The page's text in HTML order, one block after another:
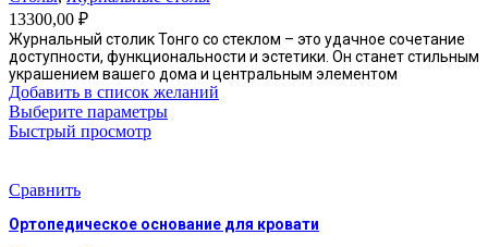
13300,00 ₽
Журнальный столик Тонго со стеклом – это удачное сочетание
доступности, функциональности и эстетики. Он станет стильным
украшением вашего дома и центральным элементом
Добавить в список желаний
Выберите параметрыЭтот
можно
Быстрый просмотр
Сравнить
Ортопедическое основание для кровати